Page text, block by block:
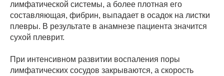
лимфатической системы, а более плотная его
составляющая, фибрин, выпадает в осадок на листки
плевры. В результате в анамнезе пациента значится
сухой плеврит.
При интенсивном развитии воспаления поры
лимфатических сосудов закрываются, а скорость